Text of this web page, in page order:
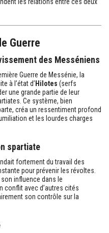
Guerre
des Messéniens
Guerre de Messénie, la
à l’état d’ Hilotes (serfs
une grande partie de leur
Ce système, bien
créa un ressentiment profond
et les lourdes charges
spartiate
fortement du travail des
pour prévenir les révoltes.
influence dans le
conflit avec d’autres cités
son contrôle sur la